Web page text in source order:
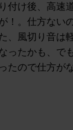
付け後、高速
！。仕方ない
、風切り音は
ったかも、で
たので仕方が